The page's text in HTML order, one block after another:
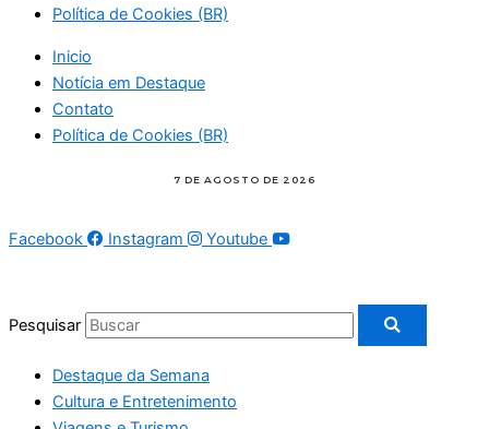
Política de Cookies (BR)
Inicio
Notícia em Destaque
Contato
Política de Cookies (BR)
Facebook Instagram Youtube
Pesquisar
Destaque da Semana
Cultura e Entretenimento